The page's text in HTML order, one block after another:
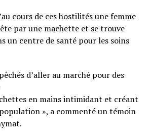
cours de ces hostilités une femme
par une machette et se trouve
un centre de santé pour les soins
d’aller au marché pour des
en mains intimidant et créant
», a commenté un témoin